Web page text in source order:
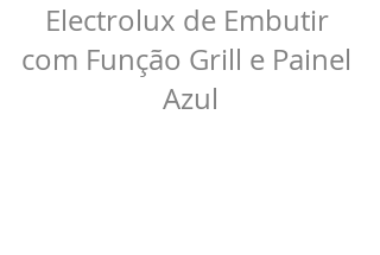
Electrolux de Embutir
com Função Grill e Painel
Azul